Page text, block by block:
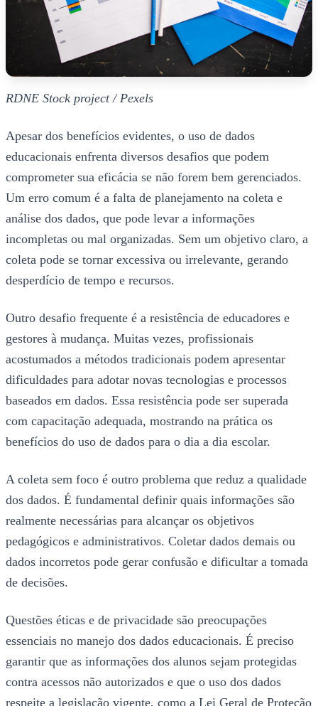
RDNE Stock project / Pexels
Apesar dos benefícios evidentes, o uso de dados
educacionais enfrenta diversos desafios que podem
comprometer sua eficácia se não forem bem gerenciados.
Um erro comum é a falta de planejamento na coleta e
análise dos dados, que pode levar a informações
incompletas ou mal organizadas. Sem um objetivo claro, a
coleta pode se tornar excessiva ou irrelevante, gerando
desperdício de tempo e recursos.
Outro desafio frequente é a resistência de educadores e
gestores à mudança. Muitas vezes, profissionais
acostumados a métodos tradicionais podem apresentar
dificuldades para adotar novas tecnologias e processos
baseados em dados. Essa resistência pode ser superada
com capacitação adequada, mostrando na prática os
benefícios do uso de dados para o dia a dia escolar.
A coleta sem foco é outro problema que reduz a qualidade
dos dados. É fundamental definir quais informações são
realmente necessárias para alcançar os objetivos
pedagógicos e administrativos. Coletar dados demais ou
dados incorretos pode gerar confusão e dificultar a tomada
de decisões.
Questões éticas e de privacidade são preocupações
essenciais no manejo dos dados educacionais. É preciso
garantir que as informações dos alunos sejam protegidas
contra acessos não autorizados e que o uso dos dados
respeite a legislação vigente, como a Lei Geral de Proteção